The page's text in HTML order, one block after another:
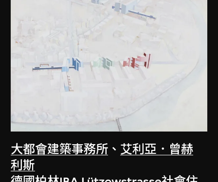
大都會建築事務所 、 艾利亞．曾赫
利斯